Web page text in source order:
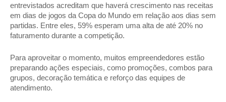
entrevistados acreditam que haverá crescimento nas receitas
em dias de jogos da Copa do Mundo em relação aos dias sem
partidas. Entre eles, 59% esperam uma alta de até 20% no
faturamento durante a competição.
Para aproveitar o momento, muitos empreendedores estão
preparando ações especiais, como promoções, combos para
grupos, decoração temática e reforço das equipes de
atendimento.